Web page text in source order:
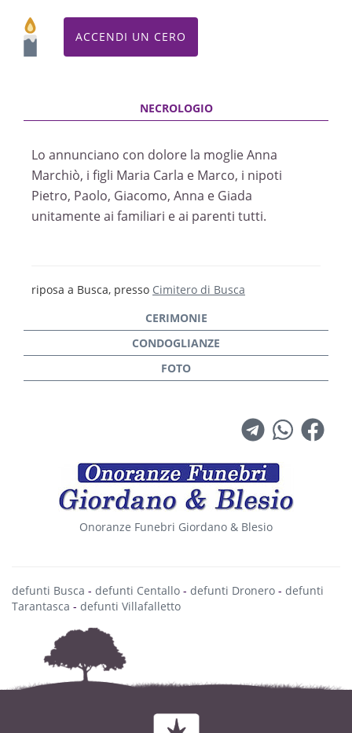
ACCENDI UN CERO
Lo annunciano con dolore la moglie Anna
Marchiò, i figli Maria Carla e Marco, i nipoti
Pietro, Paolo, Giacomo, Anna e Giada
unitamente ai familiari e ai parenti tutti.
riposa a Busca, presso Cimitero di Busca
Onoranze Funebri Giordano & Blesio
defunti Busca - defunti Centallo - defunti Dronero - defunti
Tarantasca - defunti Villafalletto